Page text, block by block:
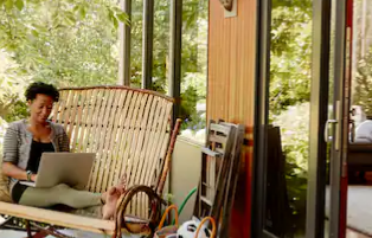
pour les parcourir ou en appuyant et en